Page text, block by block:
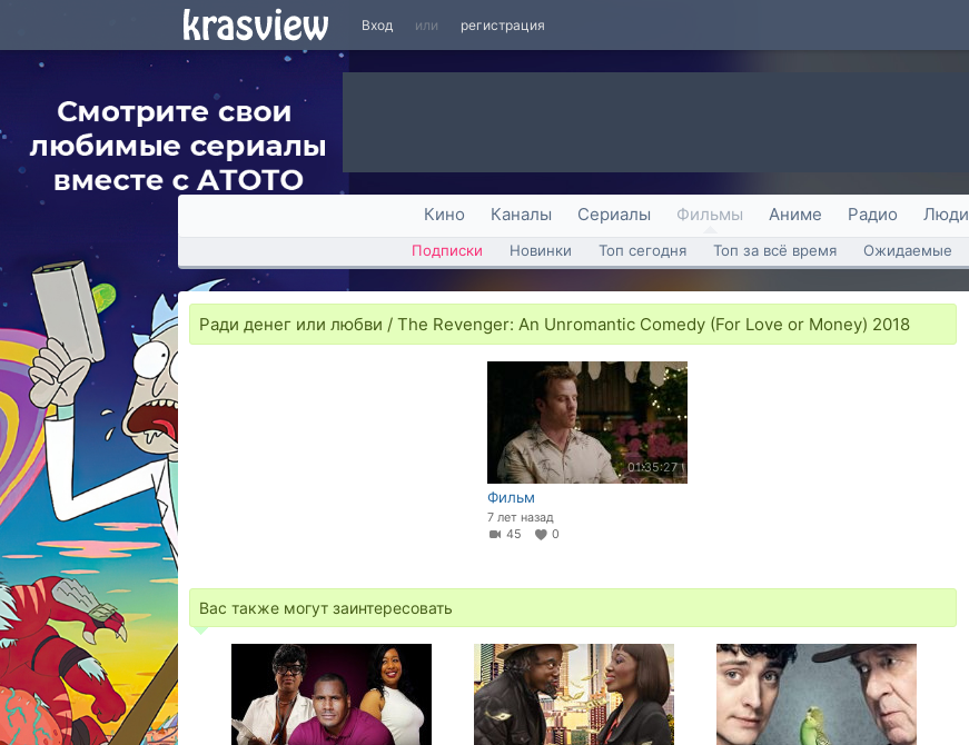
Вход или регистрация
Кино Каналы Сериалы Фильмы Аниме Радио Люди
Подписки Новинки Топ сегодня Топ за всё время Ожидаемые
Ради денег или любви / The Revenger: An Unromantic Comedy (For Love or Money) 2018
01:35:27
Фильм
7 лет назад
45
0
Вас также могут заинтересовать